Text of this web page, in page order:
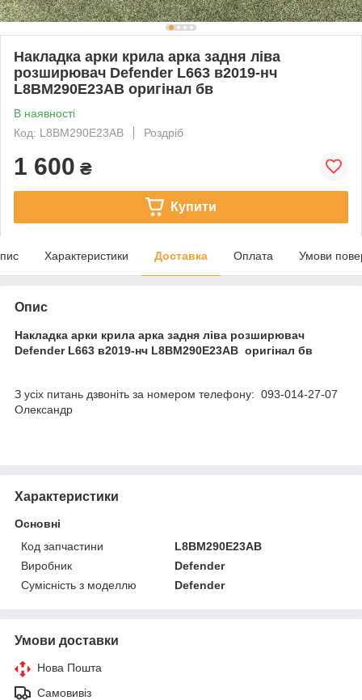
Накладка арки крила арка задня ліва
розширювач Defender L663 в2019-нч
L8BM290E23AB оригінал бв
В наявності
Код: L8BM290E23AB
Роздріб
1 600 ₴
Купити
Характеристики Доставка Оплата Умови
Опис
Накладка арки крила арка задня ліва розширювач
Defender L663 в2019-нч L8BM290E23AB оригінал бв
З усіх питань дзвоніть за номером телефону: 093-014-27-07
Олександр
Характеристики
Основні
Код запчастини
L8BM290E23AB
Виробник
Defender
Сумісність з моделлю
Defender
Умови доставки
Нова Пошта
Самовивіз